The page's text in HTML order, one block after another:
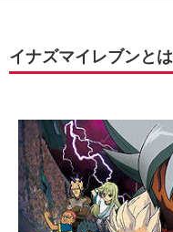
イナズマイレブンとは